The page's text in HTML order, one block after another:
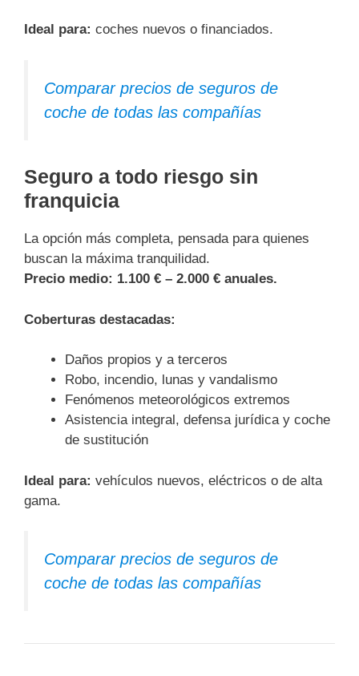
Ideal para: coches nuevos o financiados.
Comparar precios de seguros de
coche de todas las compañías
Seguro a todo riesgo sin
franquicia
La opción más completa, pensada para quienes
buscan la máxima tranquilidad.
Precio medio: 1.100 € – 2.000 € anuales.
Coberturas destacadas:
Daños propios y a terceros
Robo, incendio, lunas y vandalismo
Fenómenos meteorológicos extremos
Asistencia integral, defensa jurídica y coche
de sustitución
Ideal para: vehículos nuevos, eléctricos o de alta
gama.
Comparar precios de seguros de
coche de todas las compañías